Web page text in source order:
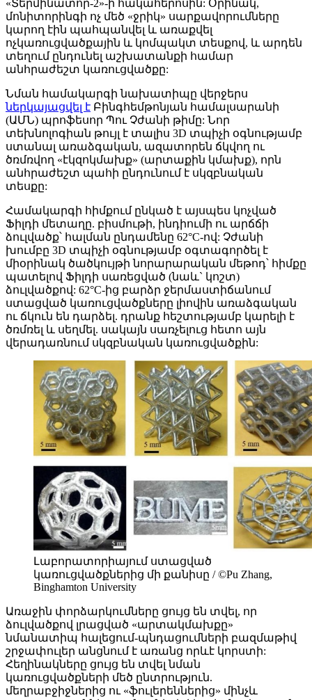
«Տերմինատոր-2»-ի հակահերոսին: Օրինակ,
մոնիտորինգի ոչ մեծ «ջրիկ» սարքավորումները
կարող էին պահպանվել և առաքվել
ոչկառուցվածքային և կոմպակտ տեսքով, և արդեն
տեղում ընդունել աշխատանքի համար
անհրաժեշտ կառուցվածքը:
Նման համակարգի նախատիպը վերջերս
ներկայացվել է Բինգհեմթոնյան համալսարանի
(ԱՄՆ) պրոֆեսոր Պու Չժանի թիմը: Նոր
տեխնոլոգիան թույլ է տալիս 3D տպիչի օգնությամբ
ստանալ առաձգական, ազատորեն ճկվող ու
ծռմռվող «էկզոկմախք» (արտաքին կմախք), որն
անհրաժեշտ պահի ընդունում է սկզբնական
տեսքը:
Համակարգի հիմքում ընկած է այսպես կոչված
Ֆիլդի մետաղը. բիսմութի, ինդիումի ու արճճի
ձուլվածք՝ հալման ընդամենը 62°С-ով: Չժանի
խումբը 3D տպիչի օգնությամբ օգտագործել է
միօրինակ ծածկույթի նորարարական մեթոդ՝ հիմքը
պատելով Ֆիլդի սառեցված (նաև` կոշտ)
ձուլվածքով: 62°С-ից բարձր ջերմաստիճանում
ստացված կառուցվածքները լիովին առաձգական
ու ճկուն են դարձել. դրանք հեշտությամբ կարելի է
ծռմռել և սեղմել. սակայն սառչելուց հետո այն
վերադառնում սկզբնական կառուցվածքին:
Լաբորատորիայում ստացված
կառուցվածքներից մի քանիսը / ©Pu Zhang,
Binghamton University
Առաջին փորձարկումները ցույց են տվել, որ
ձուլվածքով լրացված «արտակմախքը»
նմանատիպ հալեցում-պնդացումների բազմաթիվ
շրջափուլեր անցնում է առանց որևէ կորստի:
Հեղինակները ցույց են տվել նման
կառուցվածքների մեծ ընտրություն.
մեղրաբջիջներից ու «ֆուլերեններից» մինչև